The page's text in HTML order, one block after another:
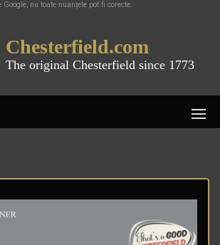
nu toate nuanțele pot fi corecte.
Chesterfield.com
The original Chesterfield since 1773